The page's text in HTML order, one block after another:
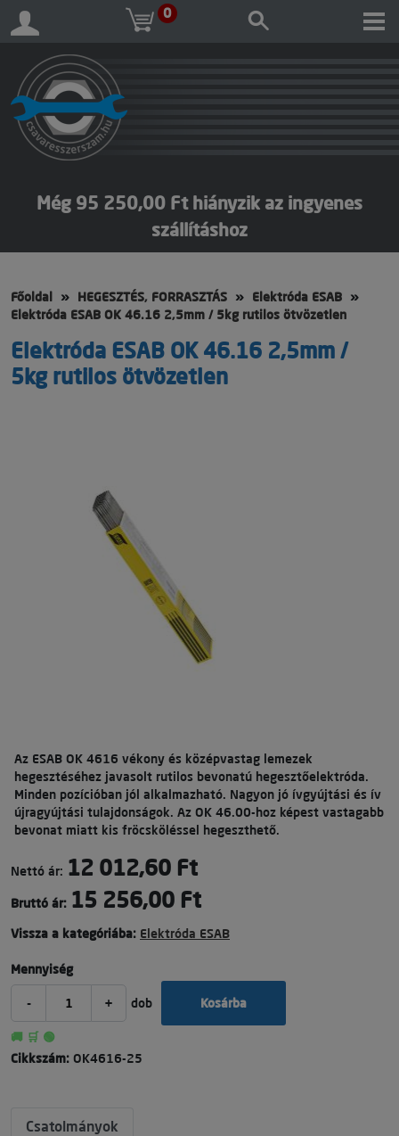
0
Még 95 250,00 Ft hiányzik az ingyenes
szállításhoz
Főoldal HEGESZTÉS, FORRASZTÁS
Elektróda ESAB
Elektróda ESAB OK 46.16 2,5mm / 5kg rutilos ötvözetlen
Elektróda ESAB OK 46.16 2,5mm /
5kg rutilos ötvözetlen
Az ESAB OK 4616 vékony és középvastag lemezek
hegesztéséhez javasolt rutilos bevonatú hegesztőelektróda.
Minden pozícióban jól alkalmazható. Nagyon jó ívgyújtási és ív
újragyújtási tulajdonságok. Az OK 46.00-hoz képest vastagabb
bevonat miatt kis fröcsköléssel hegeszthető.
Nettó ár: 12 012,60 Ft
Bruttó ár: 15 256,00 Ft
Vissza a kategóriába: Elektróda ESAB
Mennyiség
- + dob Kosárba
🚚 🛒 🟢
Cikkszám: OK4616-25
Csatolmányok